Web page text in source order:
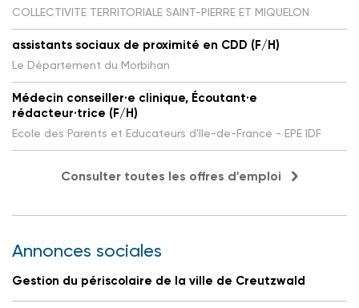
COLLECTIVITE TERRITORIALE SAINT-PIERRE ET MIQUELON
assistants sociaux de proximité en CDD (F/H)
Le Département du Morbihan
Médecin conseiller·e clinique, Écoutant·e
rédacteur·trice (F/H)
Ecole des Parents et Educateurs d'Ile-de-France - EPE IDF
Consulter toutes les offres d'emploi
Annonces sociales
Gestion du périscolaire de la ville de Creutzwald